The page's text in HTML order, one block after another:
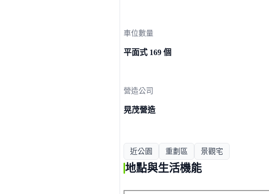
車位數量
平面式 169 個
營造公司
晃茂營造
近公園 重劃區 景觀宅
地點與生活機能